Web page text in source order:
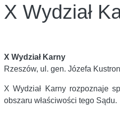
X Wydział
X Wydział Karny
Rzeszów, ul. gen. Józefa
X Wydział Karny rozpoznaje
obszaru właściwości tego Sądu.